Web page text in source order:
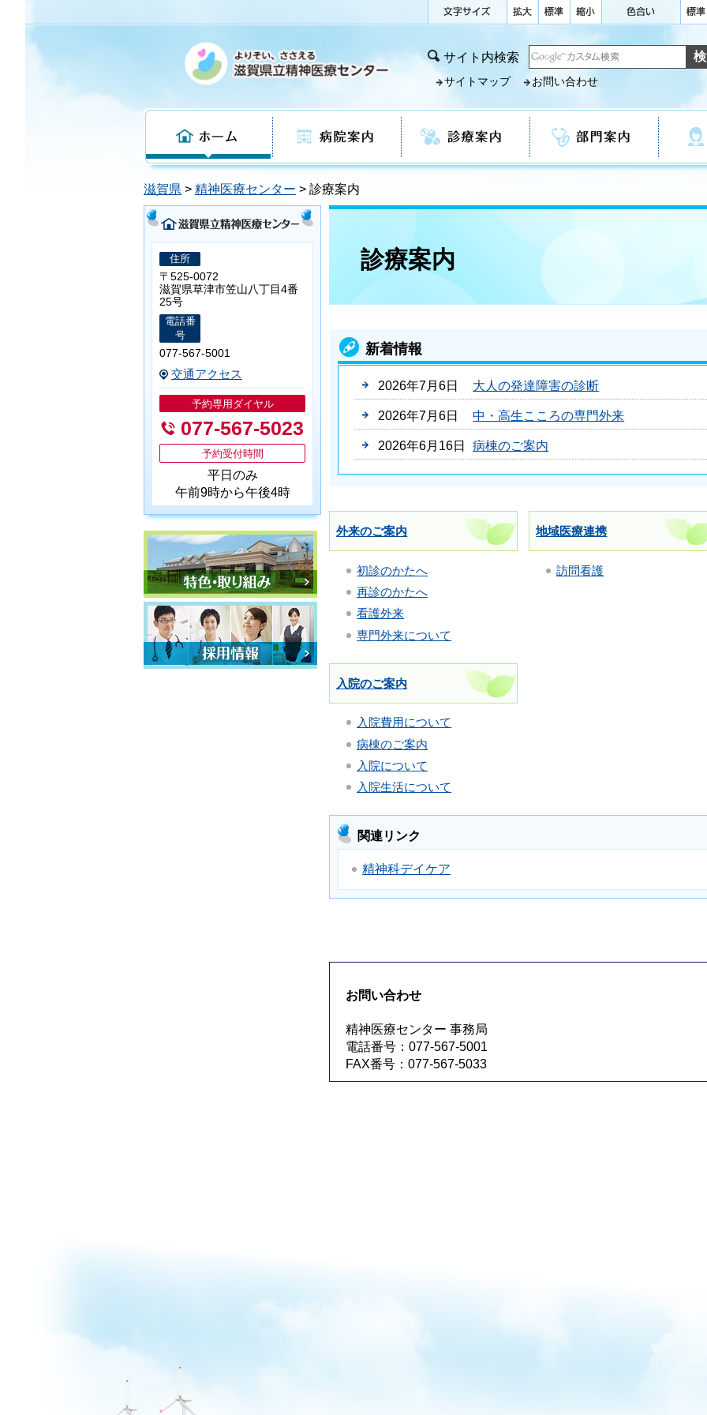
サイト内検索
サイトマップ お問い合わせ
ホーム
滋賀県 > 精神医療センター > 診療案内
住所
〒525-0072
滋賀県草津市笠山八丁目4番
25号
電話番
号
077-567-5001
交通アクセス
予約専用ダイヤル
077-567-5023
予約受付時間
平日のみ
午前9時から午後4時
特色・取り組み
採用情報
診療案内
新着情報
2026年7月6日 大人の発達障害の診断
2026年7月6日 中・高生こころの専門外来
2026年6月16日 病棟のご案内
外来のご案内
初診のかたへ
再診のかたへ
看護外来
専門外来について
地域医療連携
訪問看護
入院のご案内
入院費用について
病棟のご案内
入院について
入院生活について
関連リンク
精神科デイケア
お問い合わせ
精神医療センター 事務局
電話番号：077-567-5001
FAX番号：077-567-5033